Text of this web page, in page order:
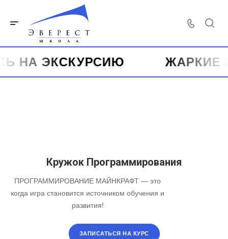
ЭКСКУРСИЮ ЖАРКИЕ
Кружок Программирования
ПРОГРАММИРОВАНИЕ МАЙНКРАФТ — это
когда игра становится источником обучения и
развития!
ЗАПИСАТЬСЯ НА КУРС